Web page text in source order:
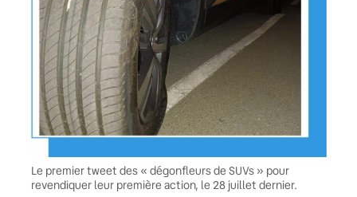
Le premier tweet des « dégonfleurs de SUVs » pour
revendiquer leur première action, le 28 juillet dernier.